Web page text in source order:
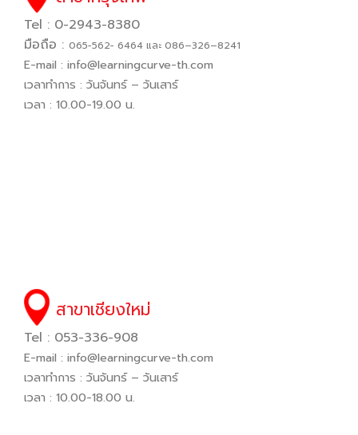
Tel : 0-2943-8380
มือถือ : 065−562− 6464 และ 086–326–8241
E-mail : info@learningcurve-th.com
เวลาทำการ : วันจันทร์ – วันเสาร์
เวลา : 10.00-19.00 น.
สาขาเชียงใหม่
Tel : 053-336-908
E-mail : info@learningcurve-th.com
เวลาทำการ : วันจันทร์ – วันเสาร์
เวลา : 10.00-18.00 น.